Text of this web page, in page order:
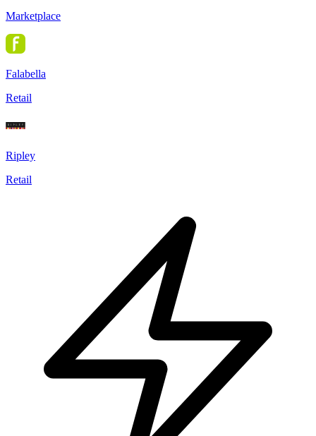
Marketplace
Falabella
Retail
Ripley
Retail